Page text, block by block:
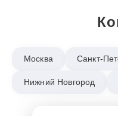
Москва Санкт-
Нижний Новгород